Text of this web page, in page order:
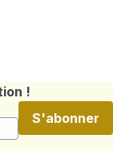
!
S'abonner